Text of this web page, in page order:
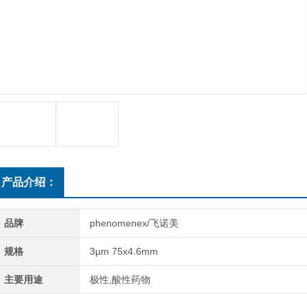
产品介绍：
品牌 phenomenex/飞诺美
规格 3µm 75x4.6mm
主要用途 ​极性,酸性药物